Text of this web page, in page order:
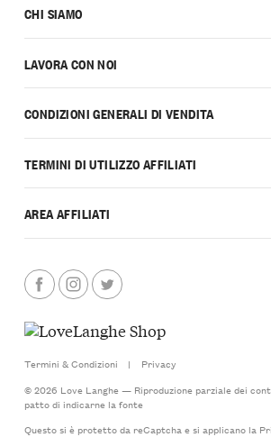
CHI SIAMO
LAVORA CON NOI
CONDIZIONI GENERALI DI VENDITA
TERMINI DI UTILIZZO AFFILIATI
AREA AFFILIATI
Termini & Condizioni |
Privacy
© 2026 Love Langhe — Riproduzione parziale dei
patto di indicarne la fonte
Questo si è protetto da reCaptcha e si applicano la